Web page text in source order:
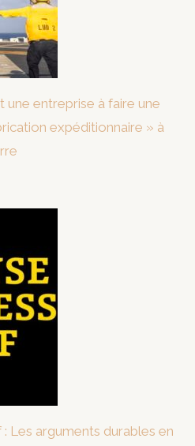
une entreprise à faire une
expéditionnaire » à
Les arguments durables en